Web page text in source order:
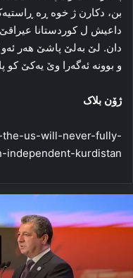
بن، دکارن ژ خوه‌ ڕه‌
داعیش ل کوردستانا
دان. لێ به‌لێ پاشێ هه‌ر
و بوونه‌ ئەگەرا وێ یه‌کێ کو
ژۆن بلاک
the-us-will-never-fully-
independent-kurdistan/